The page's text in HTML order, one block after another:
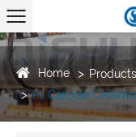
Home Products
Pii Carbide